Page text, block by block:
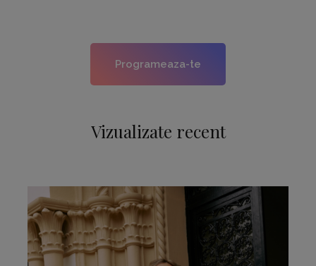
Programeaza-te
Vizualizate recent